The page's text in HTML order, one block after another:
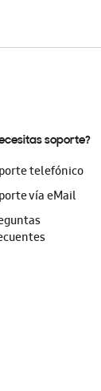
soporte?
telefónico
vía eMail